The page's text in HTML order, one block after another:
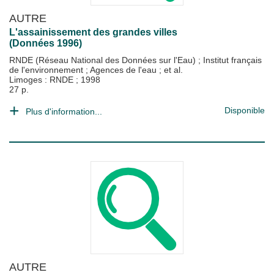
AUTRE
L'assainissement des grandes villes
(Données 1996)
RNDE (Réseau National des Données sur l'Eau) ; Institut français
de l'environnement ; Agences de l'eau ; et al.
Limoges : RNDE ; 1998
27 p.
Plus d'information... Disponible
AUTRE